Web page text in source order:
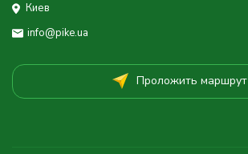
Киев
info@pike.ua
Проложить маршрут